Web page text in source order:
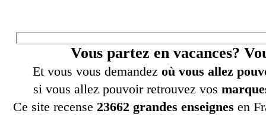
Vous partez en vacances?
Et vous vous demandez où vous allez
si vous allez pouvoir retrouvez vos
Ce site recense 23662 grandes enseignes en